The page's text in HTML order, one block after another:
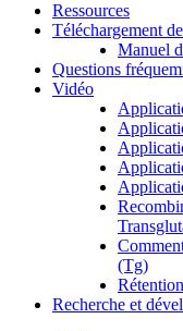
Ressources
Téléchargement
Manuel
Questions
Vidéo
(Tg)
Recherche et